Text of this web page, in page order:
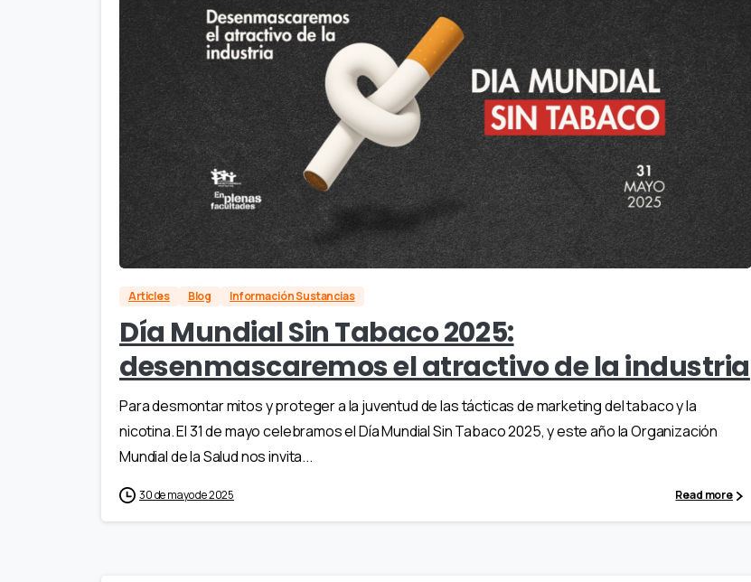
Articles Blog Información Sustancias
Día Mundial Sin Tabaco 2025:
desenmascaremos el atractivo de la industria
Para desmontar mitos y proteger a la juventud de las tácticas de marketing del tabaco y la
nicotina. El 31 de mayo celebramos el Día Mundial Sin Tabaco 2025, y este año la Organización
Mundial de la Salud nos invita...
30 de mayo de 2025 Read more